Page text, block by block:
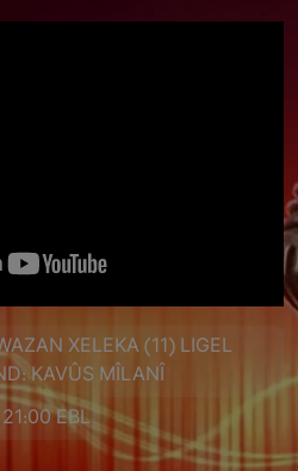
XELEKA (11) LIGEL
KAVÛS MÎLANÎ
EBL